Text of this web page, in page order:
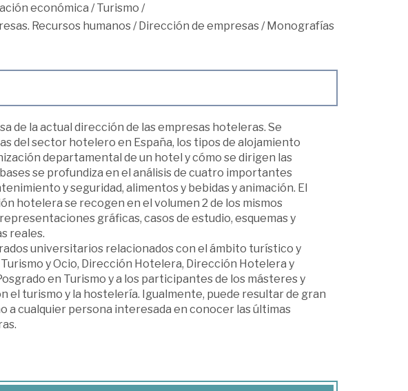
económica /Turismo /
Recursos humanos/Dirección de empresas/Monografías
de la actual dirección de las empresas hoteleras. Se
del sector hotelero en España, los tipos de alojamiento
departamental de un hotel y cómo se dirigen las
se profundiza en el análisis de cuatro importantes
y seguridad, alimentos y bebidas y animación. El
hotelera se recogen en el volumen 2 de los mismos
gráficas, casos de estudio, esquemas y
reales.
universitarios relacionados con el ámbito turístico y
y Ocio, Dirección Hotelera, Dirección Hotelera y
en Turismo y a los participantes de los másteres y
turismo y la hostelería. Igualmente, puede resultar de gran
a cualquier persona interesada en conocer las últimas